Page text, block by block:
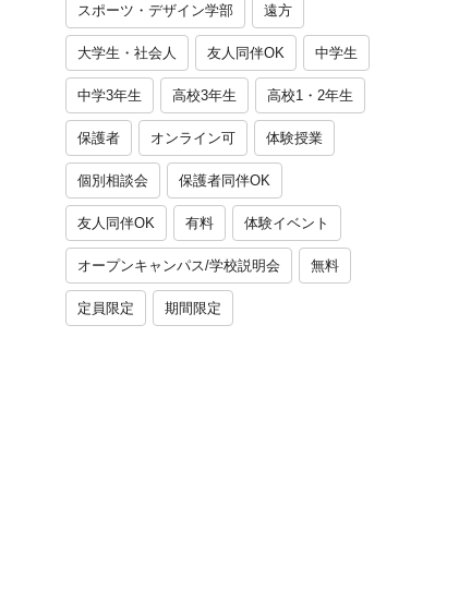
スポーツ・デザイン学部 遠方
大学生・社会人 友人同伴OK 中学生
中学3年生 高校3年生 高校1・2年生
保護者 オンライン可 体験授業
個別相談会 保護者同伴OK
友人同伴OK 有料 体験イベント
オープンキャンパス/学校説明会 無料
定員限定 期間限定